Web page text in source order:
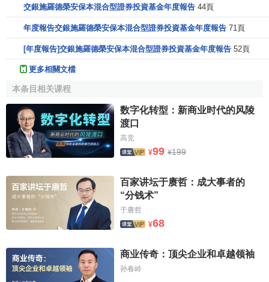
house, in 1962.
這個集團的關鍵發展歷程包括： J Henry Schroder
Banking Corporation ('Schrobanko') 作為一家商人銀行1923
這一重要證券發行公司在1962年的收購。
In 1986 the Company disposed of Schrobanko, its
commercial banking arm in New York and acquired 50% of
Wertheim & Co, a mid-tier New York based investment bank,
business.
Schroders played a leading role in the privatisations
carried out by the UK Government in the 1980s and was to
grow dramatically under Winfried Bischoff. All of Schroders
was worth ￡30 Million when he took over as
In 2000 the company sold the investment banking division to
for ￡1.3 billion. Citigroup's European investment
交銀施羅德榮安保本混合型證券投資基金年度報告 44頁
年度報告交銀施羅德榮安保本混合型證券投資基金年度報告 71頁
[年度報告]交銀施羅德榮安保本混合型證券投資基金年度報告 52頁
更多相關文檔
本条目相关课程
数字化转型：新商业时代的风陵
渡口
高竞
¥99 ¥199
百家讲坛于赓哲：成大事者的
“分钱术”
于赓哲
¥68
商业传奇：顶尖企业和卓越领袖
孙春岭